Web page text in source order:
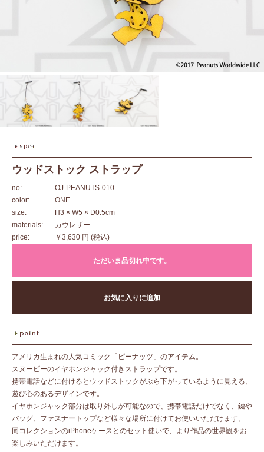
ウッドストック ストラップ
no:
OJ-PEANUTS-010
color:
ONE
size:
H3 × W5 × D0.5cm
materials:
カウレザー
price:
￥3,630 円 (税込)
ただいま品切れ中です。
お気に入りに追加
アメリカ生まれの人気コミック「ピーナッツ」のアイテム。
スヌーピーのイヤホンジャック付きストラップです。
携帯電話などに付けるとウッドストックがぶら下がっているように見える、
遊び心のあるデザインです。
イヤホンジャック部分は取り外しが可能なので、携帯電話だけでなく、鍵や
バッグ、ファスナートップなど様々な場所に付けてお使いいただけます。
同コレクションのiPhoneケースとのセット使いで、より作品の世界観をお
楽しみいただけます。